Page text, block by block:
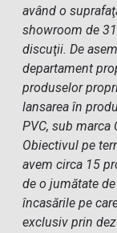
având o
showroom de
discuţii. De
departament
produselor
lansarea în
PVC, sub marca
Obiectivul pe
avem circa 15
de o jumătate
încasările pe
exclusiv prin